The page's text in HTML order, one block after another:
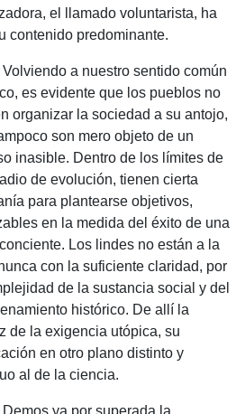
el llamado voluntarista, ha
contenido predominante.
Volviendo a nuestro sentido común
es evidente que los pueblos no
organizar la sociedad a su antojo,
son mero objeto de un
inasible. Dentro de los límites de
de evolución, tienen cierta
para plantearse objetivos,
en la medida del éxito de una
Los lindes no están a la
con la suficiente claridad, por
de la sustancia social y del
histórico. De allí la
de la exigencia utópica, su
en otro plano distinto y
al de la ciencia.